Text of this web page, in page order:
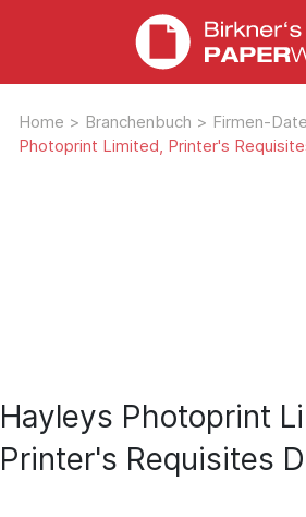
Home > Branchenbuch > Firmen-
Photoprint Limited, Printer's
Hayleys Photoprint
Printer's Requisites